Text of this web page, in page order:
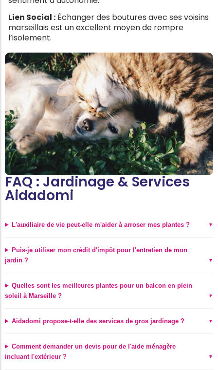
Lien Social : Échanger des boutures avec ses voisins
marseillais est un excellent moyen de rompre
l’isolement.
FAQ : Jardinage & Services
Aidadomi
L'auxiliaire de vie peut-elle m'aider à arroser mes plantes ?
Puis-je utiliser mon crédit d'impôt pour l'entretien de mon
jardin ?
Quelles sont les meilleures plantes pour un balcon en plein
soleil à Marseille ?
Aidadomi propose-t-elle des services de gros jardinage ?
Comment demander un devis pour de l'aide ménagère
incluant l'extérieur ?